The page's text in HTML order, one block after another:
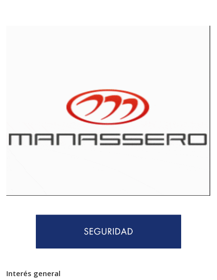
Interés general